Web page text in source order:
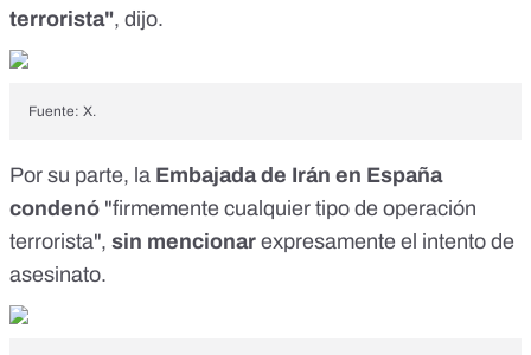
terrorista", dijo.
Fuente: X.
Por su parte, la Embajada de Irán en España
condenó "firmemente cualquier tipo de operación
terrorista", sin mencionar expresamente el intento de
asesinato.